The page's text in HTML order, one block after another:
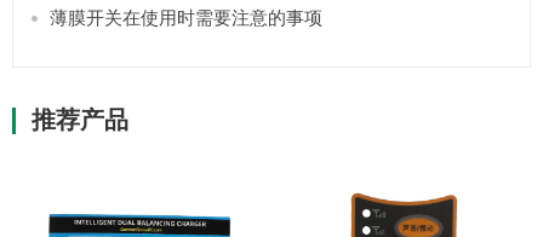
薄膜开关在使用时需要注意的事项
推荐产品